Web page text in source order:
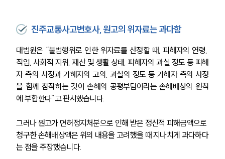
진주교통사고변호사, 원고의 위자료는 과다함
대법원은 “불법행위로 인한 위자료를 산정할 때, 피해자의 연령,
직업, 사회적 지위, 재산 및 생활 상태, 피해자의 과실 정도 등 피해
자 측의 사정과 가해자의 고의, 과실의 정도 등 가해자 측의 사정
을 함께 참작하는 것이 손해의 공평부담이라는 손해배상의 원칙
에 부합한다”고 판시했습니다.
그러나 원고가 면허정지처분으로 인해 받은 정신적 피해금액으로
청구한 손해배상액은 위의 내용을 고려했을 때 지나치게 과다하다
는 점을 주장했습니다.